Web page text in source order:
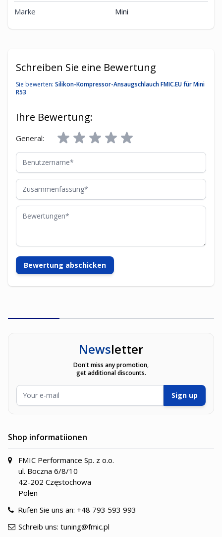
Marke
Mini
Schreiben Sie eine Bewertung
Sie bewerten: Silikon-Kompressor-Ansaugschlauch FMIC.EU für Mini
R53
Ihre Bewertung:
General:
Benutzername
Zusammenfassung
Bewertungen
Bewertung abschicken
Newsletter
Don't miss any promotion,
get additional discounts.
Sign up
Shop informatiionen
FMIC Performance Sp. z o.o.
ul. Boczna 6/8/10
42-202 Częstochowa
Polen
Rufen Sie uns an: +48 793 593 993
Schreib uns: tuning@fmic.pl